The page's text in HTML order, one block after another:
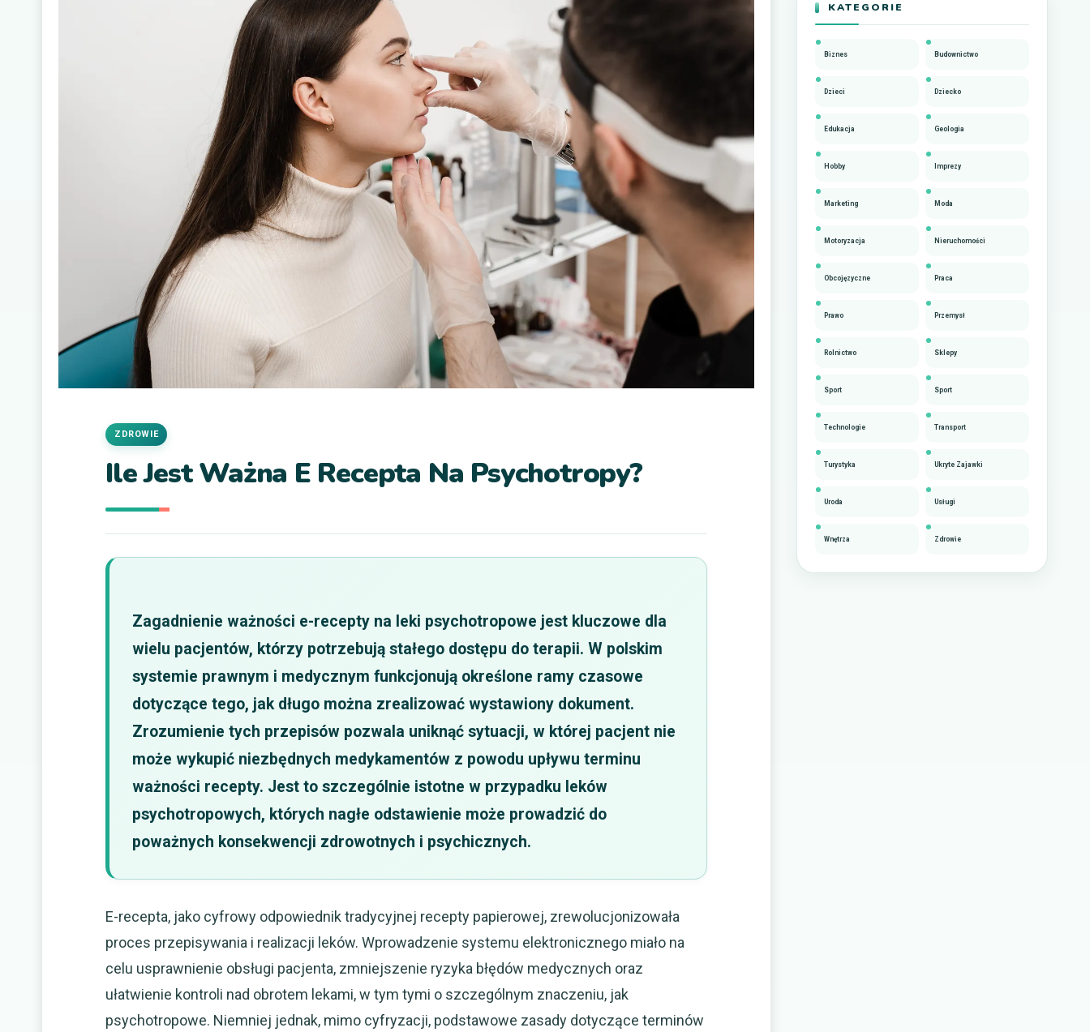
Ile Jest Ważna E Recepta Na Psychotropy?
ZDROWIE
Zagadnienie ważności e-recepty na leki psychotropowe jest kluczowe dla
wielu pacjentów, którzy potrzebują stałego dostępu do terapii. W polskim
systemie prawnym i medycznym funkcjonują określone ramy czasowe
dotyczące tego, jak długo można zrealizować wystawiony dokument.
Zrozumienie tych przepisów pozwala uniknąć sytuacji, w której pacjent nie
może wykupić niezbędnych medykamentów z powodu upływu terminu
ważności recepty. Jest to szczególnie istotne w przypadku leków
psychotropowych, których nagłe odstawienie może prowadzić do
poważnych konsekwencji zdrowotnych i psychicznych.
E-recepta, jako cyfrowy odpowiednik tradycyjnej recepty papierowej, zrewolucjonizowała
proces przepisywania i realizacji leków. Wprowadzenie systemu elektronicznego miało na
celu usprawnienie obsługi pacjenta, zmniejszenie ryzyka błędów medycznych oraz
ułatwienie kontroli nad obrotem lekami, w tym tymi o szczególnym znaczeniu, jak
psychotropowe. Niemniej jednak, mimo cyfryzacji, podstawowe zasady dotyczące terminów
KATEGORIE
Biznes Budownictwo
Dzieci Dziecko
Edukacja Geologia
Hobby Imprezy
Marketing Moda
Motoryzacja Nieruchomości
Obcojęzyczne Praca
Prawo Przemysł
Rolnictwo Sklepy
Sport Sport
Technologie Transport
Turystyka Ukryte Zajawki
Uroda Usługi
Wnętrza Zdrowie